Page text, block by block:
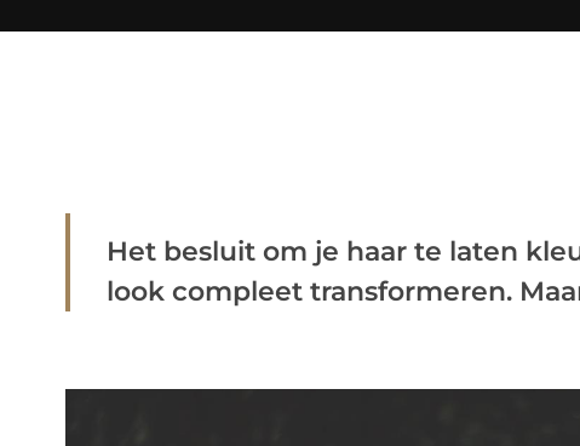
Het besluit om je haar te laten
look compleet transformeren.